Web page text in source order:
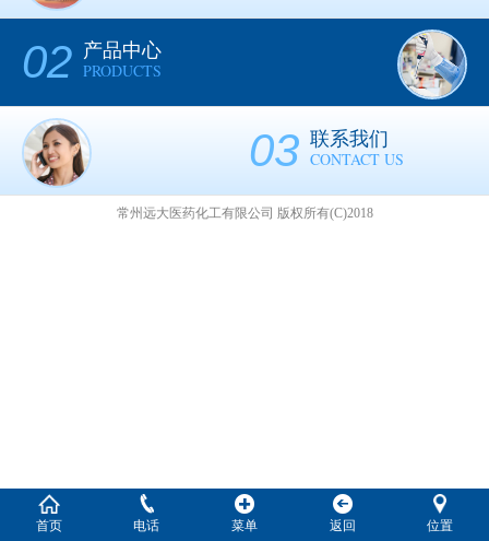
02 产品中心
PRODUCTS
03 联系我们
CONTACT US
常州远大医药化工有限公司 版权所有(C)2018
首页 电话 菜单 返回 位置